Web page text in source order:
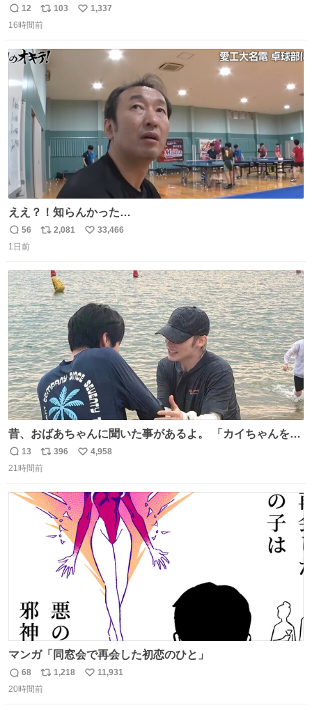
い！！！！❣️ もうはたちになってしまった
返
信
12
リ
ポ
ト
数
103
い
1,337
16時間前
ええ？！知らんかった…
返
信
56
リ
ト
数
2,081
い
数
33,466
1日前
昔、おばあちゃんに聞いた事があるよ。 「カイちゃんをい
じめると、アイツが海から上がって来るぞ。」って。
返
信
13
リ
ポ
ト
数
396
い
数
4,958
21時間前
マンガ「同窓会で再会した初恋のひと」
返
信
68
リ
ポ
1,218
い
11,931
20時間前